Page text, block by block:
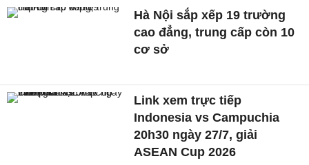
Hà Nội sắp xếp 19 trường
cao đẳng, trung cấp còn 10
cơ sở
Link xem trực tiếp
Indonesia vs Campuchia
20h30 ngày 27/7, giải
ASEAN Cup 2026